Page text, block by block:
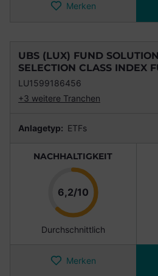
Merken
UBS (LUX) FUND
SELECTION CLASS INDEX
LU1599186456
+3 weitere Tranchen
Anlagetyp: ETFs
NACHHALTIGKEIT
6,2/10Punkte
Durchschnittlich
Merken